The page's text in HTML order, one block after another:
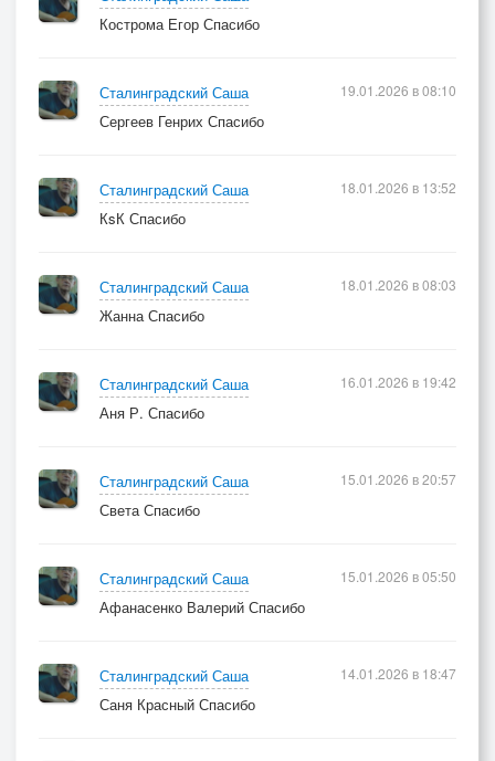
Кострома Егор Спасибо
Сталинградский Саша
Сергеев Генрих Спасибо
19.01.2026 в 08:10
Сталинградский Саша
КsК Спасибо
18.01.2026 в 13:52
Сталинградский Саша
Жанна Спасибо
18.01.2026 в 08:03
Сталинградский Саша
Аня Р. Спасибо
16.01.2026 в 19:42
Сталинградский Саша
Света Спасибо
15.01.2026 в 20:57
Сталинградский Саша
Афанасенко Валерий Спасибо
15.01.2026 в 05:50
Сталинградский Саша
Саня Красный Спасибо
14.01.2026 в 18:47